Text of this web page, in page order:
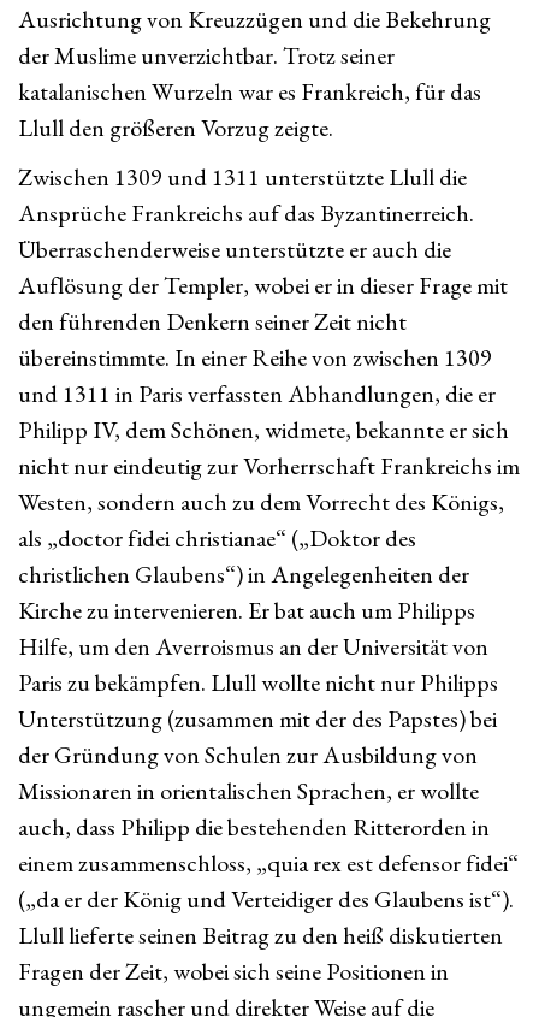
Ausrichtung von Kreuzzügen und die Bekehrung
der Muslime unverzichtbar. Trotz seiner
katalanischen Wurzeln war es Frankreich, für das
Llull den größeren Vorzug zeigte.
Zwischen 1309 und 1311 unterstützte Llull die
Ansprüche Frankreichs auf das Byzantinerreich.
Überraschenderweise unterstützte er auch die
Auflösung der Templer, wobei er in dieser Frage mit
den führenden Denkern seiner Zeit nicht
übereinstimmte. In einer Reihe von zwischen 1309
und 1311 in Paris verfassten Abhandlungen, die er
Philipp IV, dem Schönen, widmete, bekannte er sich
nicht nur eindeutig zur Vorherrschaft Frankreichs im
Westen, sondern auch zu dem Vorrecht des Königs,
als „doctor fidei christianae“ („Doktor des
christlichen Glaubens“) in Angelegenheiten der
Kirche zu intervenieren. Er bat auch um Philipps
Hilfe, um den Averroismus an der Universität von
Paris zu bekämpfen. Llull wollte nicht nur Philipps
Unterstützung (zusammen mit der des Papstes) bei
der Gründung von Schulen zur Ausbildung von
Missionaren in orientalischen Sprachen, er wollte
auch, dass Philipp die bestehenden Ritterorden in
einem zusammenschloss, „quia rex est defensor fidei“
(„da er der König und Verteidiger des Glaubens ist“).
Llull lieferte seinen Beitrag zu den heiß diskutierten
Fragen der Zeit, wobei sich seine Positionen in
ungemein rascher und direkter Weise auf die